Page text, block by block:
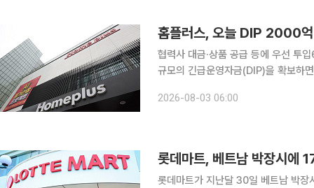
홈플러스, 오늘 DIP 2000
협력사 대금·상품 공급 등에 우선 투입67곳 재
규모의 긴급운영자금(DIP)을 확보하
이다. 3일 유통업계에 따르면 홈플
2026-08-03 06:00
롯데마트가 지난달 30일 베트남 박장